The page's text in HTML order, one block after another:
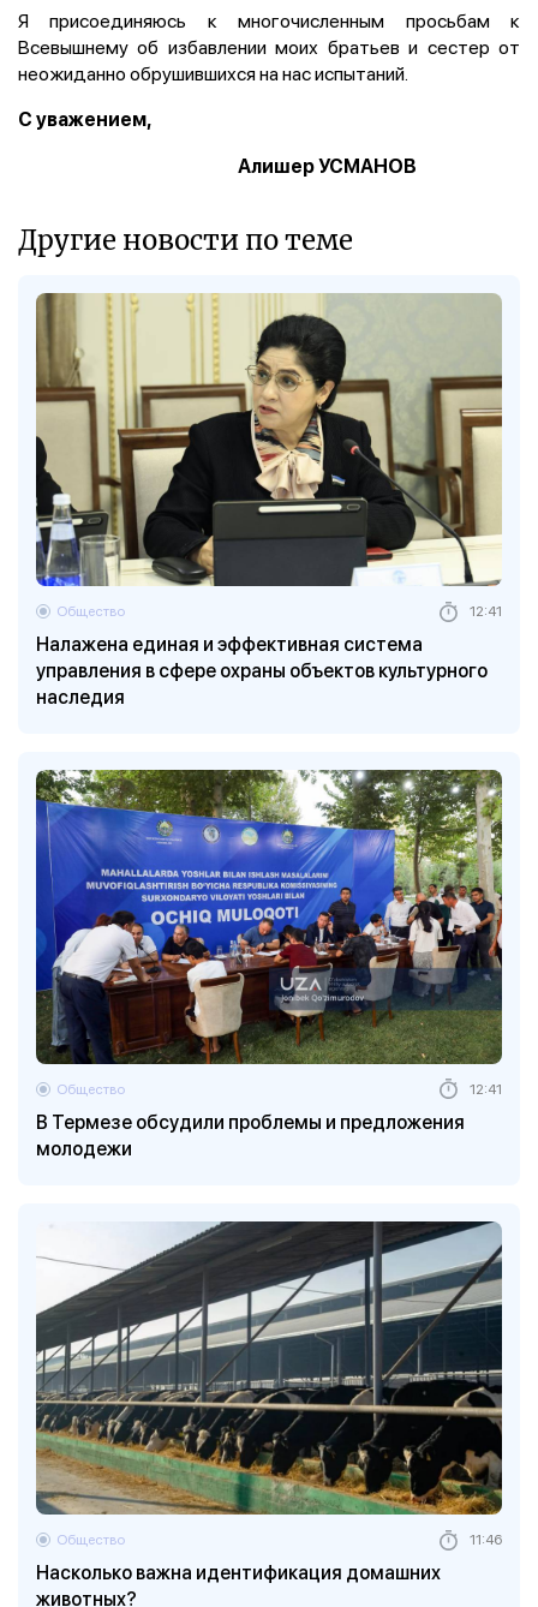
Я присоединяюсь к многочисленным просьбам к
Всевышнему об избавлении моих братьев и сестер от
неожиданно обрушившихся на нас испытаний.
С уважением,
Алишер УСМАНОВ
Другие новости по теме
Налажена единая и эффективная система
управления в сфере охраны объектов культурного
наследия
Общество 12:41
В Термезе обсудили проблемы и предложения
молодежи
Общество 12:41
Насколько важна идентификация домашних
животных?
Общество 11:46